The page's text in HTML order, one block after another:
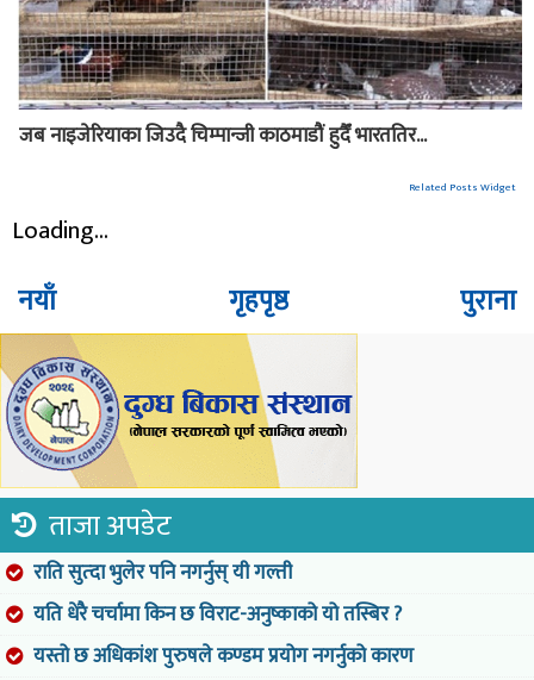
जब नाइजेरियाका जिउदै चिम्पान्जी काठमाडौं हुदैँ भारततिर...
Related Posts Widget
Loading...
नयाँ पुराना
गृहपृष्ठ
ताजा अपडेट
राति सुत्दा भुलेर पनि नगर्नुस् यी गल्ती
यति धेरै चर्चामा किन छ विराट-अनुष्काको यो तस्बिर ?
यस्तो छ अधिकांश पुरुषले कण्डम प्रयोग नगर्नुको कारण